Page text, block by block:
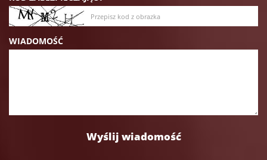
WIADOMOŚĆ